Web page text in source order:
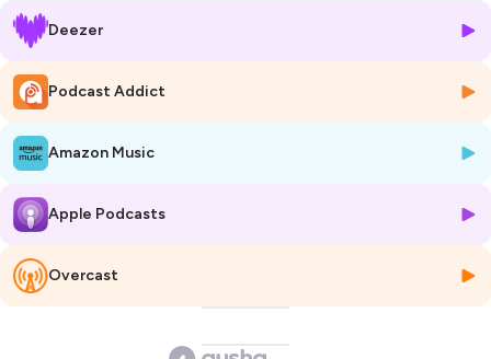
Deezer
Podcast Addict
Amazon Music
Apple Podcasts
Overcast